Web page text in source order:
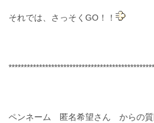
それでは、さっそくGO！！
ペンネーム 匿名希望さん からの質